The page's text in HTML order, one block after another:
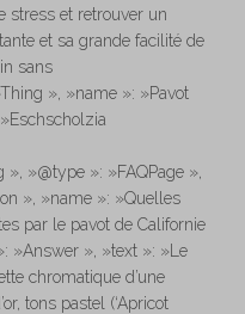
stress et retrouver un
et sa grande facilité de
sans
», »name »: »Pavot
»@type »: »FAQPage »,
», »name »: »Quelles
par le pavot de Californie
»Answer », »text »: »Le
chromatique d’une
tons pastel (‘Apricot